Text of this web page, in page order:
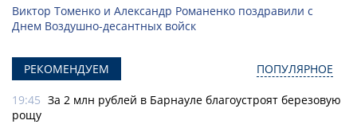
Виктор Томенко и Александр Романенко поздравили с
Днем Воздушно-десантных войск
РЕКОМЕНДУЕМ ПОПУЛЯРНОЕ
19:45 За 2 млн рублей в Барнауле благоустроят березовую
рощу